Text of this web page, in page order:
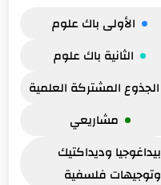
الأولى باك علوم
الثانية باك علوم
الجذوع المشتركة العلمية
مشاريعي
بيداغوجيا وديداكتيك
وتوجيهات فلسفية